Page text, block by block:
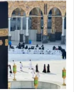
وزارة
الحج
والعمرة
تطلق
خدمة
"نسك
عمرة"
لتمكين
المعتمرين